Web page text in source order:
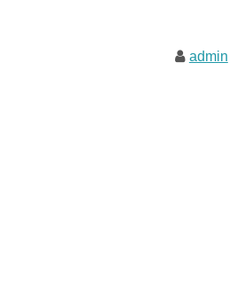
admin